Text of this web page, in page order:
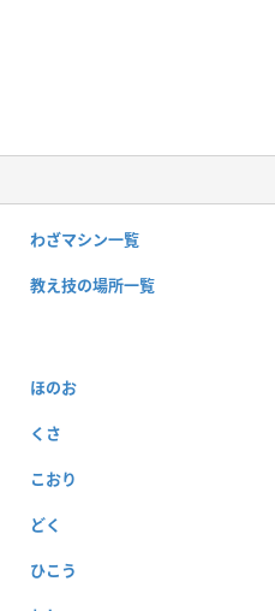
わざマシン一覧
教え技の場所一覧
ほのお
くさ
こおり
どく
ひこう